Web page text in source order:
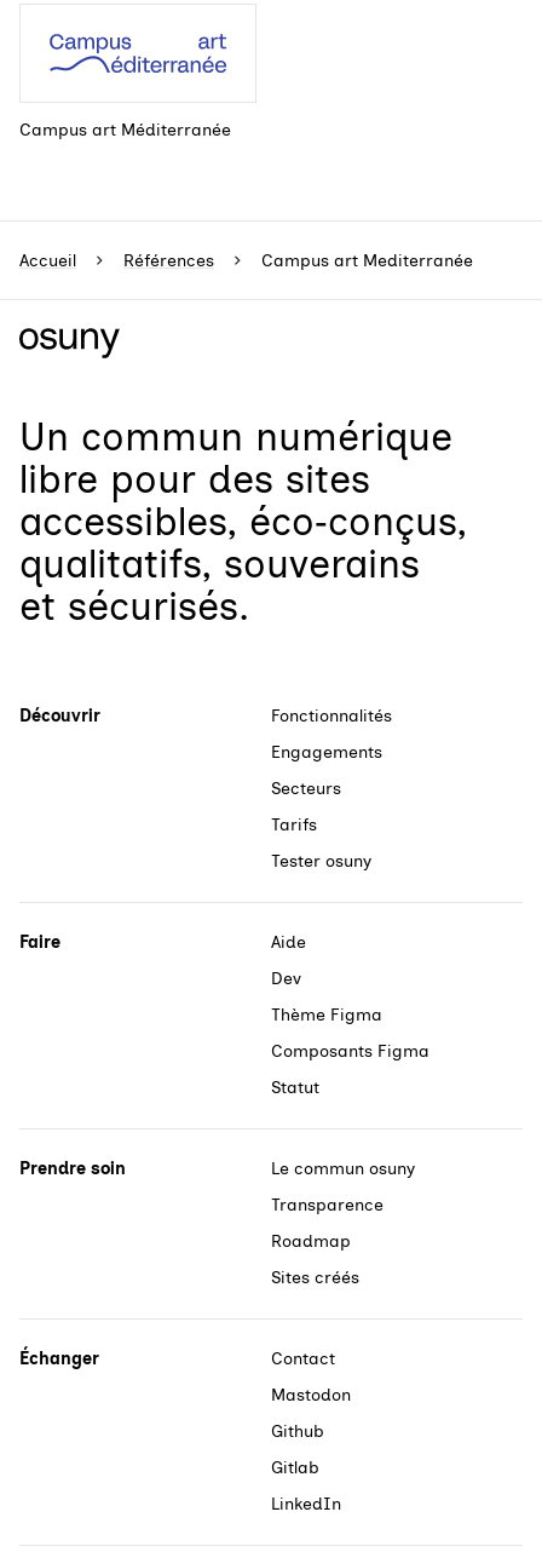
Campus art Méditerranée
Accueil Références Campus art Mediterranée
Un commun numérique
libre pour des sites
accessibles, éco‑conçus,
qualitatifs, souverains
et sécurisés.
Découvrir
Fonctionnalités
Engagements
Secteurs
Tarifs
Tester osuny
Faire
Aide
Dev
Thème Figma
Composants Figma
Statut
Prendre soin
Le commun osuny
Transparence
Roadmap
Sites créés
Échanger
Contact
Mastodon
Github
Gitlab
LinkedIn